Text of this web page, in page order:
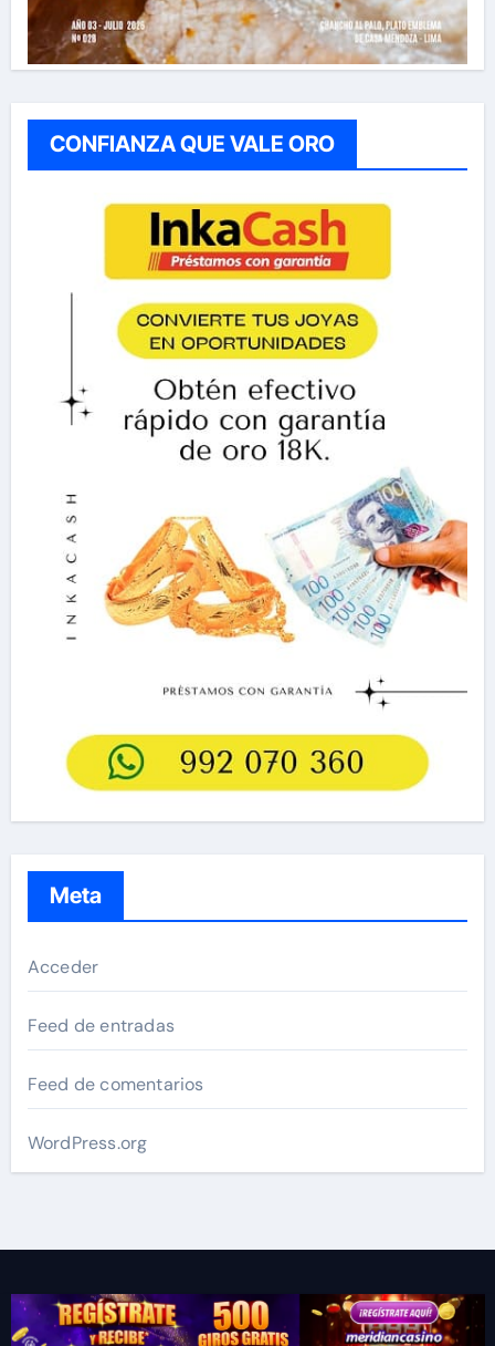
CONFIANZA QUE VALE ORO
Meta
Acceder
Feed de entradas
Feed de comentarios
WordPress.org